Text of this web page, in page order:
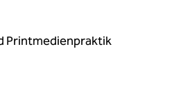
Printmedienpraktik